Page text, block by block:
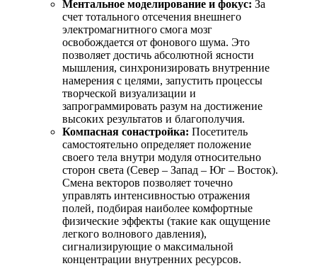
Ментальное моделирование и фокус: За
счет тотального отсечения внешнего
электромагнитного смога мозг
освобождается от фонового шума. Это
позволяет достичь абсолютной ясности
мышления, синхронизировать внутренние
намерения с целями, запустить процессы
творческой визуализации и
запрограммировать разум на достижение
высоких результатов и благополучия.
Компасная сонастройка: Посетитель
самостоятельно определяет положение
своего тела внутри модуля относительно
сторон света (Север – Запад – Юг – Восток).
Смена векторов позволяет точечно
управлять интенсивностью отражения
полей, подбирая наиболее комфортные
физические эффекты (такие как ощущение
легкого волнового давления),
сигнализирующие о максимальной
концентрации внутренних ресурсов.